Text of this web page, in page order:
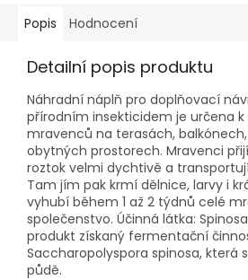
Popis Hodnocení
Detailní popis produktu
Náhradní náplň pro doplňovací
přírodním insekticidem je určena
mravenců na terasách,
obytných prostorech. Mravenci
roztok velmi dychtivě a
Tam jím pak krmí dělnice, larvy i
vyhubí během 1 až 2 týdnů celé
společenstvo. Účinná látka:
produkt získaný fermentační
Saccharopolyspora spinosa, která
půdě.